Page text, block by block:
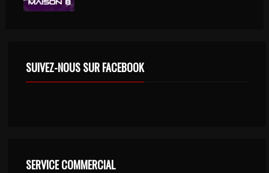
SUIVEZ-NOUS SUR FACEBOOK
SERVICE COMMERCIAL